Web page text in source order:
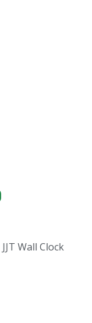
Wall Clock